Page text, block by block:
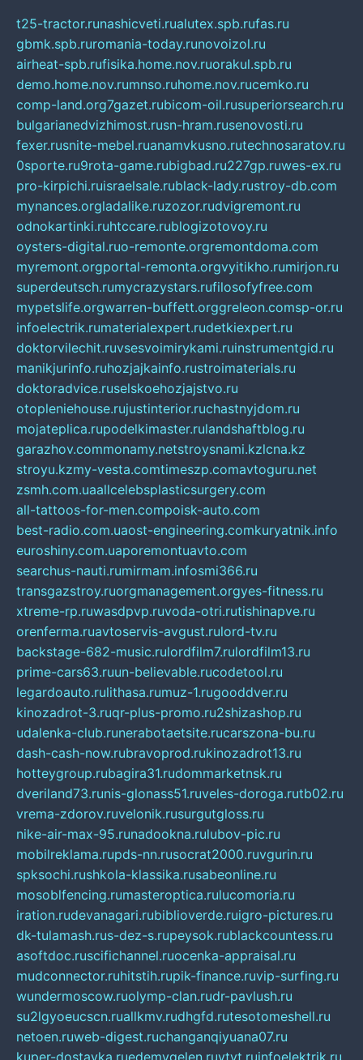
t25-tractor.runashicveti.rualutex.spb.rufas.ru
gbmk.spb.ruromania-today.runovoizol.ru
airheat-spb.rufisika.home.nov.ruorakul.spb.ru
demo.home.nov.rumnso.ruhome.nov.rucemko.ru
comp-land.org7gazet.rubicom-oil.rusuperiorsearch.ru
bulgarianedvizhimost.rusn-hram.rusenovosti.ru
fexer.rusnite-mebel.ruanamvkusno.rutechnosaratov.ru
0sporte.ru9rota-game.rubigbad.ru227gp.ruwes-ex.ru
pro-kirpichi.ruisraelsale.rublack-lady.rustroy-db.com
mynances.orgladalike.ruzozor.rudvigremont.ru
odnokartinki.ruhtccare.rublogizotovoy.ru
oysters-digital.ruo-remonte.orgremontdoma.com
myremont.orgportal-remonta.orgvyitikho.rumirjon.ru
superdeutsch.rumycrazystars.rufilosofyfree.com
mypetslife.orgwarren-buffett.orggreleon.comsp-or.ru
infoelectrik.rumaterialexpert.rudetkiexpert.ru
doktorvilechit.ruvsesvoimirykami.ruinstrumentgid.ru
manikjurinfo.ruhozjajkainfo.rustroimaterials.ru
doktoradvice.ruselskoehozjajstvo.ru
otopleniehouse.rujustinterior.ruchastnyjdom.ru
mojateplica.rupodelkimaster.rulandshaftblog.ru
garazhov.commonamy.netstroysnami.kzlcna.kz
stroyu.kzmy-vesta.comtimeszp.comavtoguru.net
zsmh.com.uaallcelebsplasticsurgery.com
all-tattoos-for-men.compoisk-auto.com
best-radio.com.uaost-engineering.comkuryatnik.info
euroshiny.com.uaporemontuavto.com
searchus-nauti.rumirmam.infosmi366.ru
transgazstroy.ruorgmanagement.orgyes-fitness.ru
xtreme-rp.ruwasdpvp.ruvoda-otri.rutishinapve.ru
orenferma.ruavtoservis-avgust.rulord-tv.ru
backstage-682-music.rulordfilm7.rulordfilm13.ru
prime-cars63.ruun-believable.rucodetool.ru
legardoauto.rulithasa.rumuz-1.rugooddver.ru
kinozadrot-3.ruqr-plus-promo.ru2shizashop.ru
udalenka-club.runerabotaetsite.rucarszona-bu.ru
dash-cash-now.rubravoprod.rukinozadrot13.ru
hotteygroup.rubagira31.rudommarketnsk.ru
dveriland73.runis-glonass51.ruveles-doroga.rutb02.ru
vrema-zdorov.ruvelonik.rusurgutgloss.ru
nike-air-max-95.runadookna.rulubov-pic.ru
mobilreklama.rupds-nn.rusocrat2000.ruvgurin.ru
spksochi.rushkola-klassika.rusabeonline.ru
mosoblfencing.rumasteroptica.rulucomoria.ru
iration.rudevanagari.rubiblioverde.ruigro-pictures.ru
dk-tulamash.rus-dez-s.rupeysok.rublackcountess.ru
asoftdoc.ruscifichannel.ruocenka-appraisal.ru
mudconnector.ruhitstih.rupik-finance.ruvip-surfing.ru
wundermoscow.ruolymp-clan.rudr-pavlush.ru
su2lgyoeucscn.ruallkmv.rudhgfd.rutesotomeshell.ru
netoen.ruweb-digest.ruchanganqiyuana07.ru
kuper-dostavka.ruedemvgelen.ruytyt.ruinfoelektrik.ru